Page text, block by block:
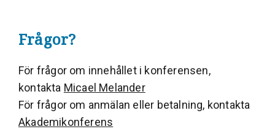
Frågor?
För frågor om innehållet i konferensen,
kontakta Micael Melander
För frågor om anmälan eller betalning, kontakta
Akademikonferens